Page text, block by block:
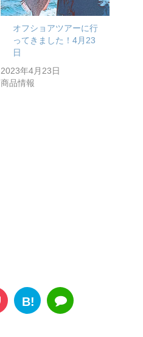
オフショアツアーに行
ってきました！4月23
日
2023年4月23日
商品情報
B!